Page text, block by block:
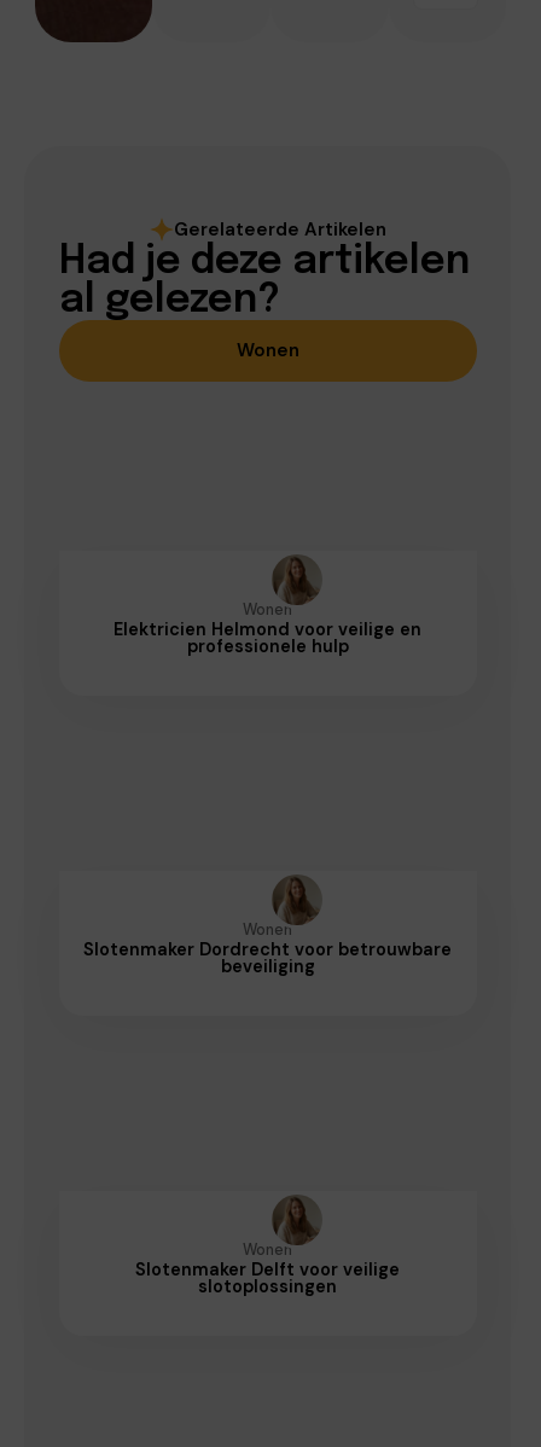
Gerelateerde Artikelen
Had je deze artikelen
al gelezen?
Wonen
Wonen
Elektricien Helmond voor veilige en
professionele hulp
Wonen
Slotenmaker Dordrecht voor betrouwbare
beveiliging
Wonen
Slotenmaker Delft voor veilige
slotoplossingen